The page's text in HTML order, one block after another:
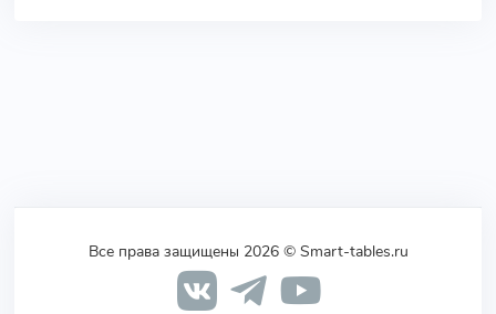
Все права защищены 2026 © Smart-tables.ru